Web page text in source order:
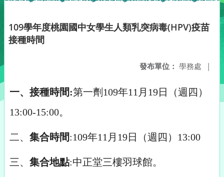
109學年度桃園國中女學生人類乳突病毒(HPV)疫苗
接種時間
發布單位： 學務處 |
一、接種時間:第一劑109年11月19日（週四）
13:00-15:00。
二、 集合時間:109年11月19日（週四）13:00
三、 集合地點:中正堂三樓羽球館。